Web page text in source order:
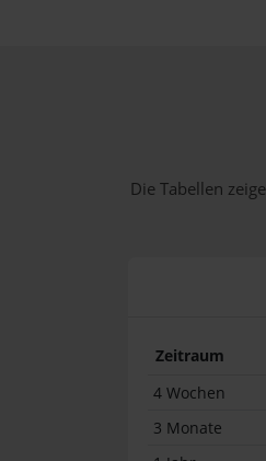
Die Tabellen
Zeitraum
4 Wochen
3 Monate